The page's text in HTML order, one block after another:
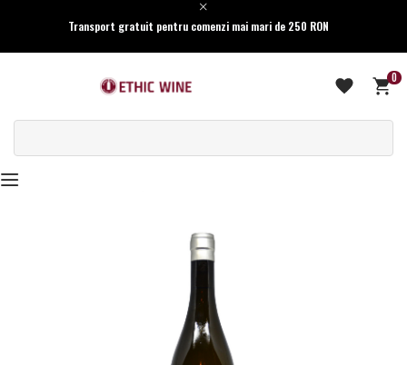
Transport gratuit pentru comenzi mai mari de 250 RON
0